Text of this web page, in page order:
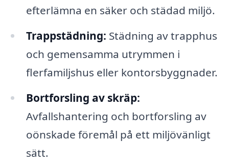
efterlämna en säker och städad miljö.
Trappstädning: Städning av trapphus
och gemensamma utrymmen i
flerfamiljshus eller kontorsbyggnader.
Bortforsling av skräp:
Avfallshantering och bortforsling av
oönskade föremål på ett miljövänligt
sätt.